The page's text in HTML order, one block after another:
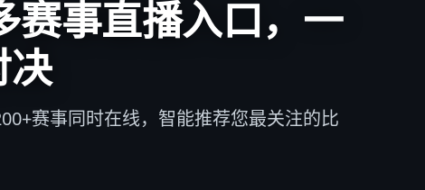
，弹窗提醒不错过
扣篮、击杀——关键事件瞬间弹窗，比电视